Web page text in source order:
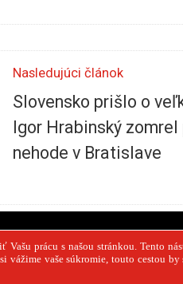
Nasledujúci článok
Slovensko prišlo o
Igor Hrabinský
nehode v Bratislave
článok Reklama